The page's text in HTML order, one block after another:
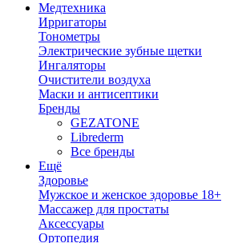
Медтехника
Ирригаторы
Тонометры
Электрические зубные щетки
Ингаляторы
Очистители воздуха
Маски и антисептики
Бренды
GEZATONE
Librederm
Все бренды
Ещё
Здоровье
Мужское и женское здоровье 18+
Массажер для простаты
Аксессуары
Ортопедия